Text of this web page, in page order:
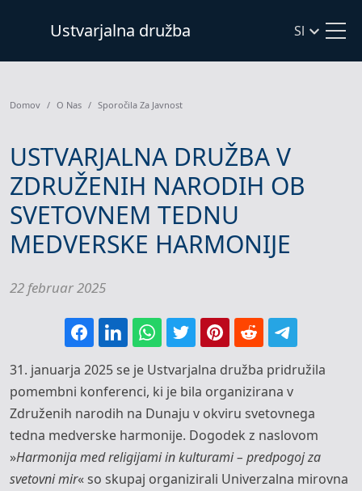
Ustvarjalna družba Sl
Domov O Nas Sporočila Za Javnost
USTVARJALNA DRUŽBA V
ZDRUŽENIH NARODIH OB
SVETOVNEM TEDNU
MEDVERSKE HARMONIJE
22 februar 2025
31. januarja 2025 se je Ustvarjalna družba pridružila
pomembni konferenci, ki je bila organizirana v
Združenih narodih na Dunaju v okviru svetovnega
tedna medverske harmonije. Dogodek z naslovom
»Harmonija med religijami in kulturami – predpogoj za
svetovni mir« so skupaj organizirali Univerzalna mirovna